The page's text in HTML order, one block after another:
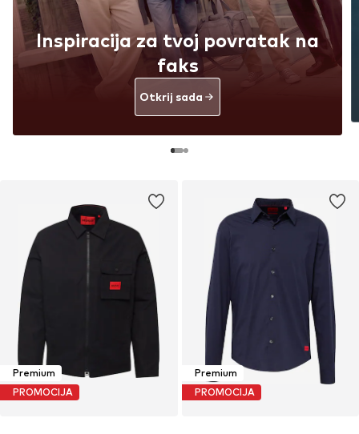
Premium
PROMOCIJA
Premium
PROMOCIJA
Inspiracija za tvoj povratak na
faks
Otkrij sada